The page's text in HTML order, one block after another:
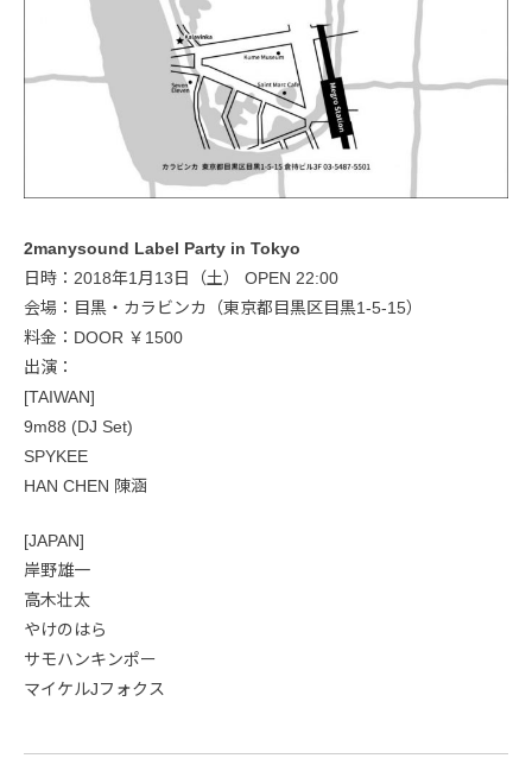
2manysound Label Party in Tokyo
日時：2018年1月13日（土） OPEN 22:00
会場：目黒・カラビンカ（東京都目黒区目黒1-5-15）
料金：DOOR ￥1500
出演：
[TAIWAN]
9m88 (DJ Set)
SPYKEE
HAN CHEN 陳涵
[JAPAN]
岸野雄一
高木壮太
やけのはら
サモハンキンポー
マイケルJフォクス